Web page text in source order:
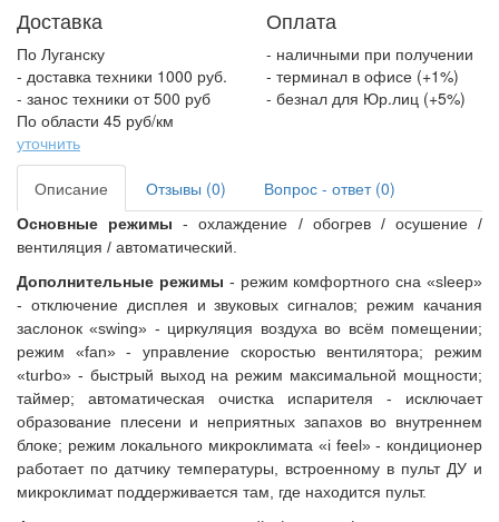
Доставка
По Луганску
- доставка техники 1000 руб.
- занос техники от 500 руб
По области 45 руб/км
уточнить
Оплата
- наличными при получении
- терминал в офисе (+1%)
- безнал для Юр.лиц (+5%)
Описание Отзывы (0) Вопрос - ответ (0)
Основные режимы - охлаждение / обогрев / осушение /
вентиляция / автоматический.
Дополнительные режимы - режим комфортного сна «sleep»
- отключение дисплея и звуковых сигналов; режим качания
заслонок «swing» - циркуляция воздуха во всём помещении;
режим «fan» - управление скоростью вентилятора; режим
«turbo» - быстрый выход на режим максимальной мощности;
таймер; автоматическая очистка испарителя - исключает
образование плесени и неприятных запахов во внутреннем
блоке; режим локального микроклимата «i feel» - кондиционер
работает по датчику температуры, встроенному в пульт ДУ и
микроклимат поддерживается там, где находится пульт.